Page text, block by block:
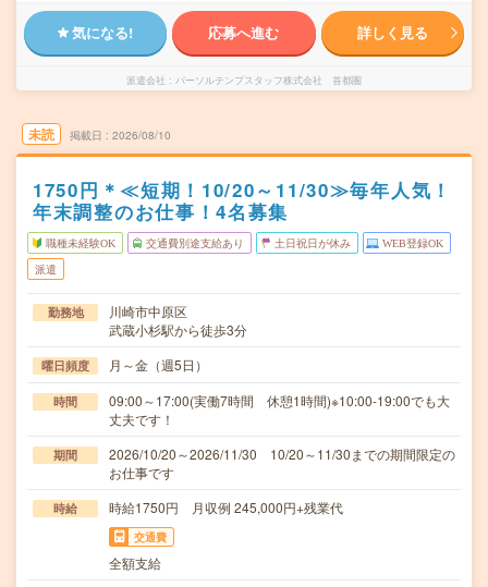
気になる! 応募へ進む 詳しく見る
派遣会社 パーソルテンプスタッフ株式会社 首都圏
未読 掲載日 2026/08/10
1750円＊≪短期！10/20～11/30≫毎年人気！
年末調整のお仕事！4名募集
職種未経験OK 交通費別途支給あり 土日祝日が休み WEB登録OK
派遣
勤務地
川崎市中原区
武蔵小杉駅から徒歩3分
曜日頻度 月～金（週5日）
時間
09:00～17:00(実働7時間 休憩1時間)※10:00-19:00でも大
丈夫です！
期間
2026/10/20～2026/11/30 10/20～11/30までの期間限定の
お仕事です
時給 時給1750円 月収例 245,000円+残業代
交通費
全額支給